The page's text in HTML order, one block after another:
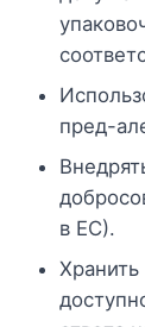
пред-
в ЕС).